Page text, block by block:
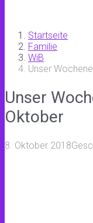
Startseite
Familie
WiB
Unser
Unser
Oktober
8. Oktober 2018